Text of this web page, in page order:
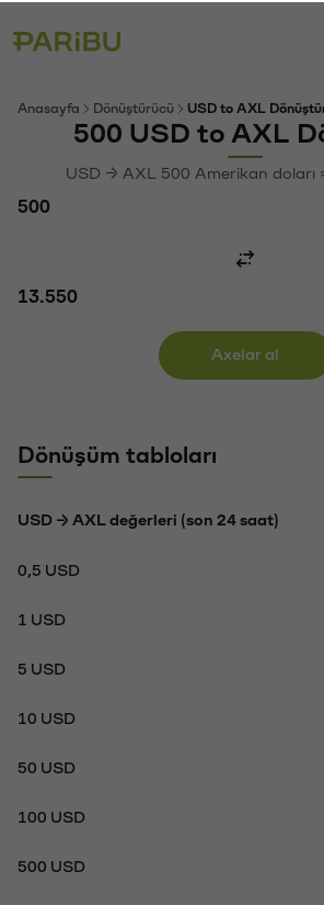
Anasayfa Dönüştürücü USD to AXL
500 USD to AXL
USD → AXL 500 Amerikan doları
Axelar al
Dönüşüm tabloları
USD → AXL değerleri (son 24 saat)
0,5 USD
1 USD
5 USD
10 USD
50 USD
100 USD
500 USD